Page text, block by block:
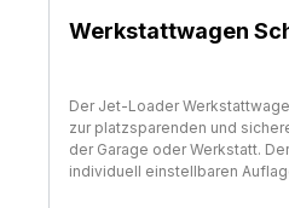
Werkstattwagen
Der Jet-Loader
zur platzsparenden und
der Garage oder Werkstatt.
individuell einstellbaren